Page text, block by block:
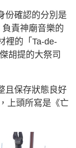
份確認的分別是
責神廟音樂的
裡的「Ta-de-
胡提的大祭司
且保存狀態良好
上頭所寫是《亡